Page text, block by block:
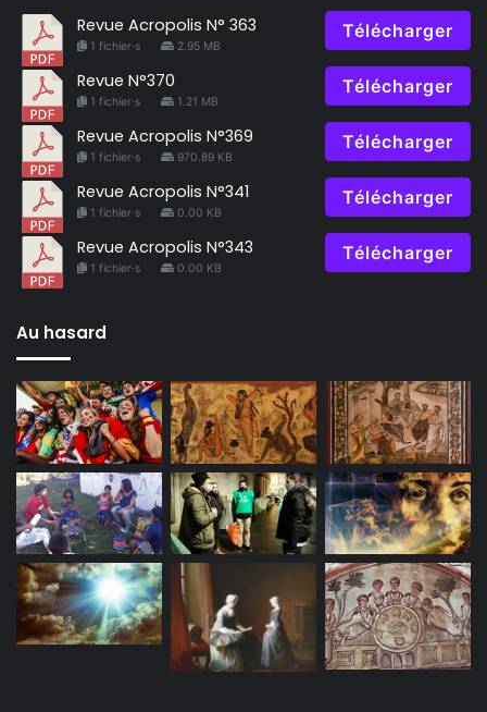
Revue Acropolis N° 363
1 fichier·s 2.95 MB
Télécharger
Revue N°370
1 fichier·s 1.21 MB
Télécharger
Revue Acropolis N°369
1 fichier·s 970.89 KB
Télécharger
Revue Acropolis N°341
1 fichier·s 0.00 KB
Télécharger
Revue Acropolis N°343
1 fichier·s 0.00 KB
Télécharger
Au hasard